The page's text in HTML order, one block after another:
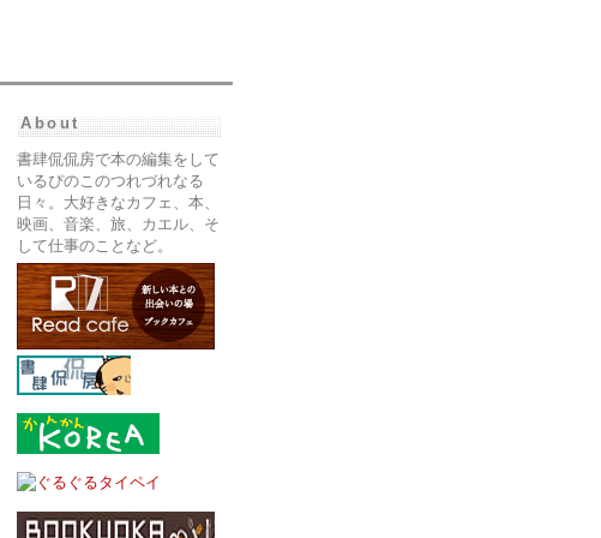
About
書肆侃侃房で本の編集をして
いるぴのこのつれづれなる
日々。大好きなカフェ、本、
映画、音楽、旅、カエル、そ
して仕事のことなど。